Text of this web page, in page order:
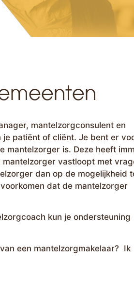
mantelzorgconsulent en
patiënt of cliënt. Je bent er
mantelzorger is. Deze heeft
vastloopt met
dan op de mogelijkheid
dat de mantelzorger
kun je ondersteuning
een mantelzorgmakelaar? Ik